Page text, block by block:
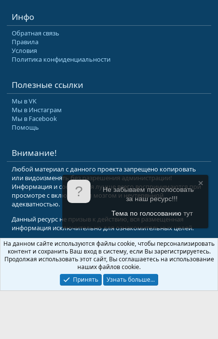
Инфо
Обратная связь
Правила
Условия
Политика конфиденциальности
Полезные ссылки
Мы в VK
Мы в Инстаграм
Мы в Facebook
Помощь
Внимание!
Любой материал с данного проекта запрещено копировать
или видоизменять без разрешения администрации!
Информация и сообщения лучше всего воспринимаются при
просмотре с включенным мозгом и неутерянной
адекватностью.
Данный ресурс не призыв к действию, вся размещенная
информация исключительно для ознакомительных целей.
© 2008-2026 Форум Абырвалг.нет - подводная охота, дайвинг, туризм
Перевод: XenForo.Info
Не забываем проголосовать
за наш ресурс!!!
Тема по голосованию тут
На данном сайте используются файлы cookie, чтобы персонализировать
контент и сохранить Ваш вход в систему, если Вы зарегистрируетесь.
Продолжая использовать этот сайт, Вы соглашаетесь на использование
наших файлов cookie.
Принять
Узнать больше...